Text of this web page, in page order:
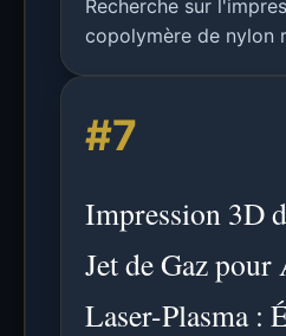
Recherche sur
copolymère de nylon
peu modifiées.
#7
Impression 3D
Jet de Gaz pour
Laser-Plasma :